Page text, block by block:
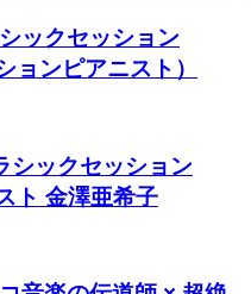
ックセッション
ンピアニスト）
シックセッション
ト 金澤亜希子